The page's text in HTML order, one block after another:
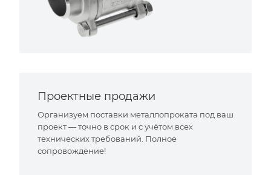
Проектные продажи
Организуем поставки металлопроката под ваш
проект — точно в срок и с учётом всех
технических требований. Полное
сопровождение!